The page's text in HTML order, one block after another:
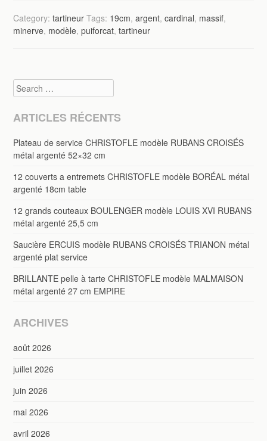
Category:tartineur Tags: 19cm,argent,cardinal, massif,
minerve, modèle,puiforcat,tartineur
Search
ARTICLES RÉCENTS
Plateau de service CHRISTOFLE modèle RUBANS CROISÉS
métal argenté 52×32 cm
12 couverts a entremets CHRISTOFLE modèle BORÉAL métal
argenté 18cm table
12 grands couteaux BOULENGER modèle LOUIS XVI RUBANS
métal argenté 25,5 cm
Saucière ERCUIS modèle RUBANS CROISÉS TRIANON métal
argenté plat service
BRILLANTE pelle à tarte CHRISTOFLE modèle MALMAISON
métal argenté 27 cm EMPIRE
ARCHIVES
août 2026
juillet 2026
juin 2026
mai 2026
avril 2026